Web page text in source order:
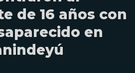
de 16 años con
en